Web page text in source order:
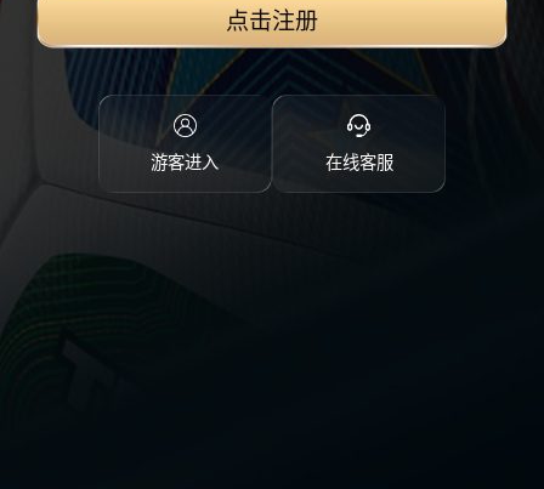
点击注册
游客进入 在线客服